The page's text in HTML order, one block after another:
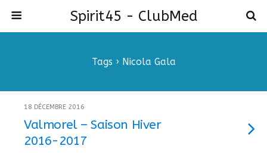
Spirit45 - ClubMed
Tags › Nicola Gala
18 DÉCEMBRE 2016
Valmorel – Saison Hiver
2016-2017